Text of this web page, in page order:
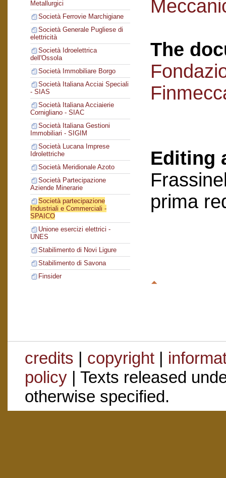
Metallurgici
Società Ferrovie Marchigiane
Società Generale Pugliese di
elettricità
Società Idroelettrica
dell'Ossola
Società Immobiliare Borgo
Società Italiana Acciai Speciali
- SIAS
Società Italiana Acciaierie
Cornigliano - SIAC
Società Italiana Gestioni
Immobiliari - SIGIM
Società Lucana Imprese
Idrolettriche
Società Meridionale Azoto
Società Partecipazione
Aziende Minerarie
Società partecipazione
Industriali e Commerciali -
SPAICO
Unione esercizi elettrici -
UNES
Stabilimento di Novi Ligure
Stabilimento di Savona
Finsider
The
Editing
prima
credits | copyright|
policy| Texts released
otherwise specified.